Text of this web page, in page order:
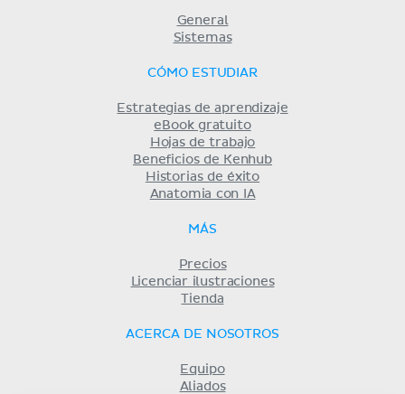
General
Sistemas
CÓMO ESTUDIAR
Estrategias de aprendizaje
eBook gratuito
Hojas de trabajo
Beneficios de Kenhub
Historias de éxito
Anatomia con IA
MÁS
Precios
Licenciar ilustraciones
Tienda
ACERCA DE NOSOTROS
Equipo
Aliados